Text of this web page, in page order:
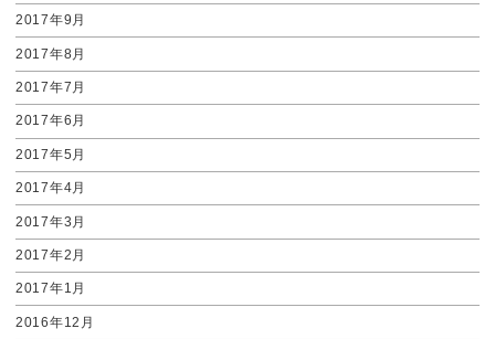
2017年9月
2017年8月
2017年7月
2017年6月
2017年5月
2017年4月
2017年3月
2017年2月
2017年1月
2016年12月